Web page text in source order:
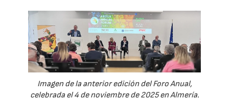
Imagen de la anterior edición del Foro Anual,
celebrada el 4 de noviembre de 2025 en Almería.